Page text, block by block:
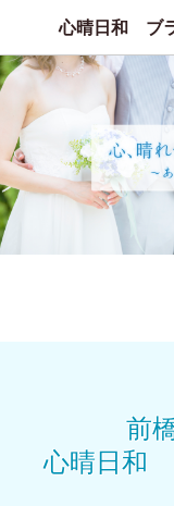
心晴日和 ブ
前
心晴日和